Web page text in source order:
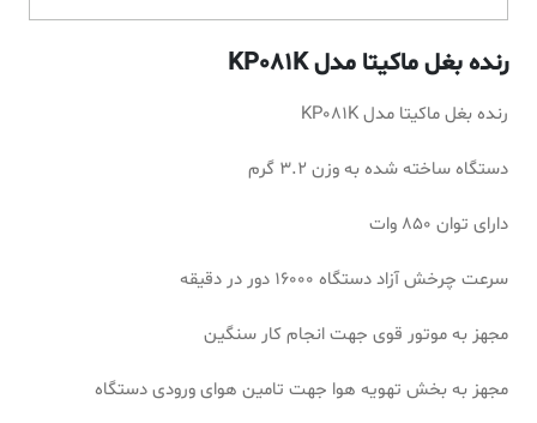
رنده بغل ماکیتا مدل KP081K
رنده بغل ماکیتا مدل KP081K
دستگاه ساخته شده بهوزن 3.2 گرم
دارای توان 850 وات
سرعت چرخش آزاد دستگاه 16000 دور در دقیقه
مجهز به موتور قوی جهت انجام کار سنگین
مجهز به بخش تهویه هوا جهت تامین هوای ورودی دستگاه